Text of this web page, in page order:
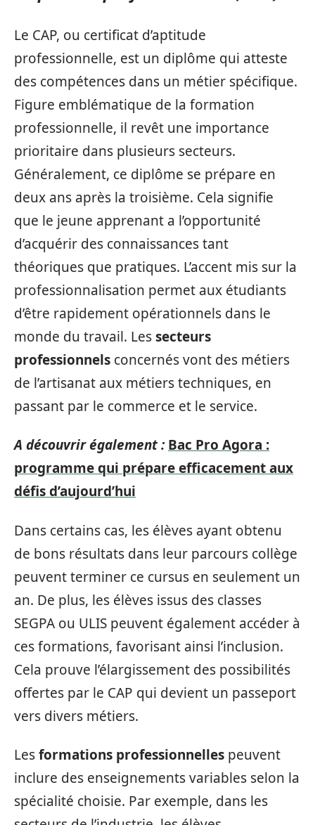
Le CAP, ou certificat d’aptitude
professionnelle, est un diplôme qui atteste
des compétences dans un métier spécifique.
Figure emblématique de la formation
professionnelle, il revêt une importance
prioritaire dans plusieurs secteurs.
Généralement, ce diplôme se prépare en
deux ans après la troisième. Cela signifie
que le jeune apprenant a l’opportunité
d’acquérir des connaissances tant
théoriques que pratiques. L’accent mis sur la
professionnalisation permet aux étudiants
d’être rapidement opérationnels dans le
monde du travail. Lessecteurs
professionnels concernés vont des métiers
de l’artisanat aux métiers techniques, en
passant par le commerce et le service.
A découvrir également : Bac Pro Agora :
programme qui prépare efficacement aux
défis d’aujourd’hui
Dans certains cas, les élèves ayant obtenu
de bons résultats dans leur parcours collège
peuvent terminer ce cursus en seulement un
an. De plus, les élèves issus des classes
SEGPA ou ULIS peuvent également accéder à
ces formations, favorisant ainsi l’inclusion.
Cela prouve l’élargissement des possibilités
offertes par le CAP qui devient un passeport
vers divers métiers.
Lesformations professionnelles peuvent
inclure des enseignements variables selon la
spécialité choisie. Par exemple, dans les